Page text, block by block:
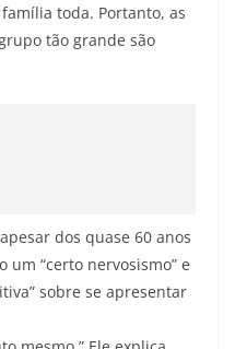
toda. Portanto, as
tão grande são
dos quase 60 anos
“certo nervosismo” e
sobre se apresentar